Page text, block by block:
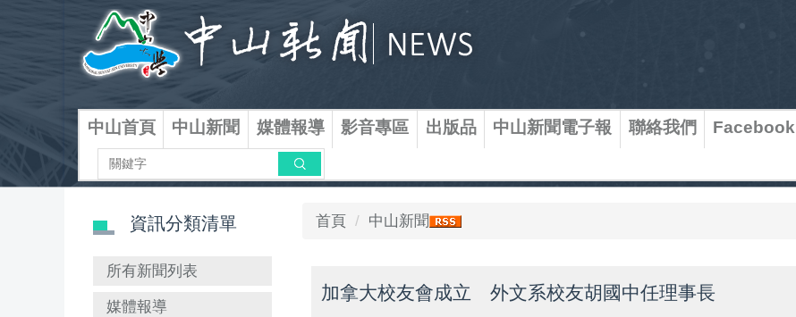
區
中山首頁 中山新聞 媒體報導 影音專區 出版品 中山新聞電子報 聯絡我們 Facebook
搜尋
資訊分類清單
所有新聞列表
媒體報導
首頁 中山新聞
加拿大校友會成立 外文系校友胡國中任理事長